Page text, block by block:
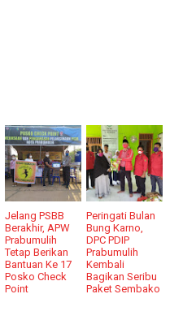
Jelang PSBB
Berakhir, APW
Prabumulih
Tetap Berikan
Bantuan Ke 17
Posko Check
Point
Peringati Bulan
Bung Karno,
DPC PDIP
Prabumulih
Kembali
Bagikan Seribu
Paket Sembako